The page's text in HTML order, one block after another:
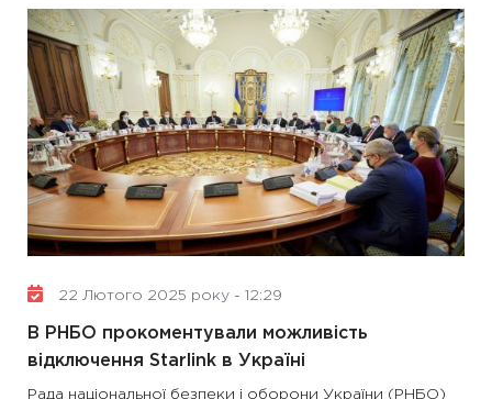
22 Лютого 2025 року - 12:29
В РНБО прокоментували можливість
відключення Starlink в Україні
Рада національної безпеки і оборони України (РНБО)